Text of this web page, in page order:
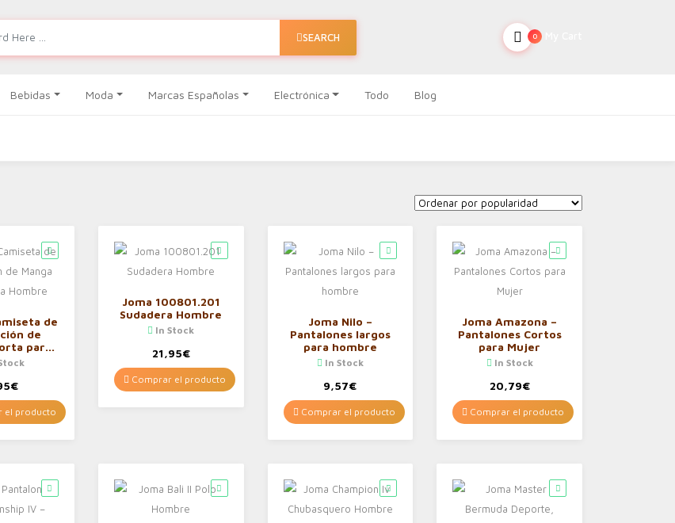
SEARCH 0
Bebidas Moda Marcas Españolas Electrónica Todo Blog
de
de
para
€
el producto
Joma 100801.201
Sudadera Hombre
In Stock
21,95€
Comprar el producto
Joma Nilo –
Pantalones largos
para hombre
In Stock
9,57€
Comprar el producto
Joma Amazona –
Pantalones Cortos
para Mujer
In Stock
20,79€
Comprar el producto